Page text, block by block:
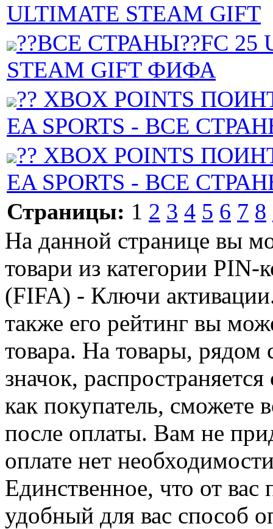
ULTIMATE STEAM GIFT
??ВСЕ СТРАНЫ??FC 25
STEAM GIFT ФИФА
?? XBOX POINTS
EA SPORTS - ВСЕ
?? XBOX POINTS
EA SPORTS - ВСЕ
Страницы: 1 2 3 4 5 6 7 8
На данной странице вы
товари из категории
(FIFA) - Ключи
также его рейтинг вы
товара. На товары, рядом
значок,
как покупатель, сможете
после оплаты. Вам не
оплате нет
Единственное, что от вас
удобный для вас способ